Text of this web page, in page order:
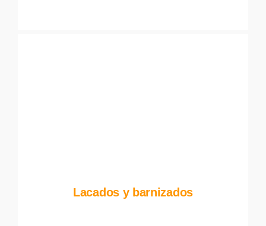
Lacados y barnizados